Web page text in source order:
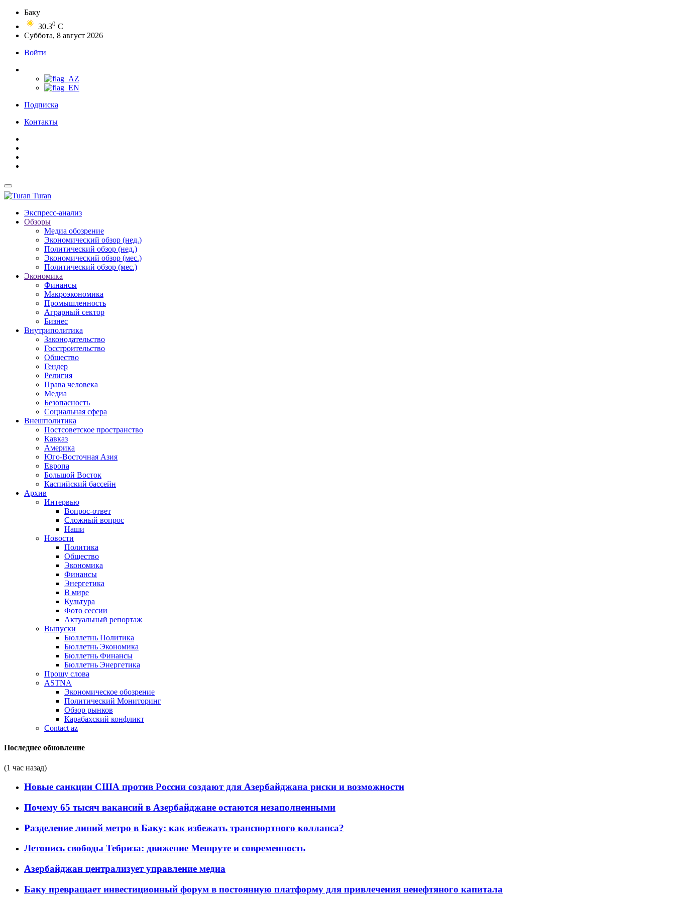
Баку
30.30 C
Суббота, 8 август 2026
Войти
Подписка
Контакты
Turan
Экспресс-анализ
Обзоры
Медиа обозрение
Экономический обзор (нед.)
Политический обзор (нед.)
Экономический обзор (мес.)
Политический обзор (мес.)
Экономика
Финансы
Макроэкономика
Промышленность
Аграрный сектор
Бизнес
Внутриполитика
Законодательство
Госстроительство
Общество
Гендер
Религия
Права человека
Медиа
Безопасность
Социальная сфера
Внешполитика
Постсоветское пространство
Кавказ
Америка
Юго-Восточная Азия
Европа
Большой Восток
Каспийский бассейн
Архив
Интервью
Вопрос-ответ
Сложный вопрос
Наши
Новости
Политика
Общество
Экономика
Финансы
Энергетика
В мире
Культура
Фото сессии
Актуальный репортаж
Выпуски
Бюллетнь Политика
Бюллетнь Экономика
Бюллетнь Финансы
Бюллетнь Энергетика
Прошу слова
ASTNA
Экономическое обозрение
Политический Мониторинг
Обзор рынков
Карабахский конфликт
Contact az
Последнее обновление
(1 час назад)
Новые санкции США против России создают для Азербайджана риски и возможности
Почему 65 тысяч вакансий в Азербайджане остаются незаполненными
Разделение линий метро в Баку: как избежать транспортного коллапса?
Летопись свободы Тебриза: движение Мешруте и современность
Азербайджан централизует управление медиа
Баку превращает инвестиционный форум в постоянную платформу для привлечения ненефтяного капитала